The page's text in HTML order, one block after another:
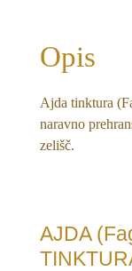
Opis
Ajda tinktura
naravno
zelišč.
AJDA